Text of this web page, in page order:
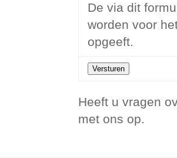
De via dit
worden voor
opgeeft.
Heeft u vragen
met ons op.